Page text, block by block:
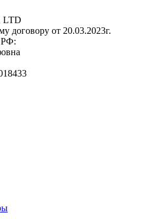
LTD
договору от 20.03.2023г.
РФ: